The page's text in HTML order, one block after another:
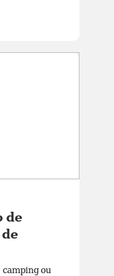
de
ou